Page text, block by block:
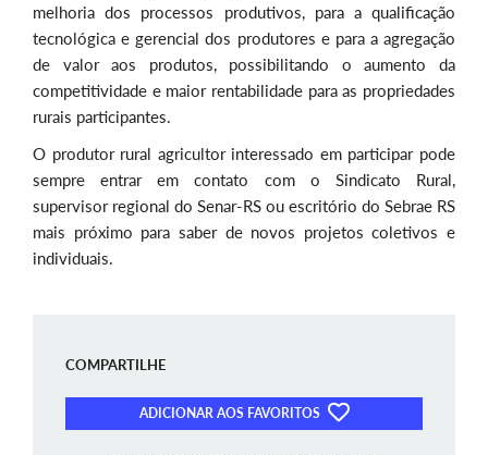
melhoria dos processos produtivos, para a qualificação
tecnológica e gerencial dos produtores e para a agregação
de valor aos produtos, possibilitando o aumento da
competitividade e maior rentabilidade para as propriedades
rurais participantes.
O produtor rural agricultor interessado em participar pode
sempre entrar em contato com o Sindicato Rural,
supervisor regional do Senar-RS ou escritório do Sebrae RS
mais próximo para saber de novos projetos coletivos e
individuais.
COMPARTILHE
ADICIONAR AOS FAVORITOS